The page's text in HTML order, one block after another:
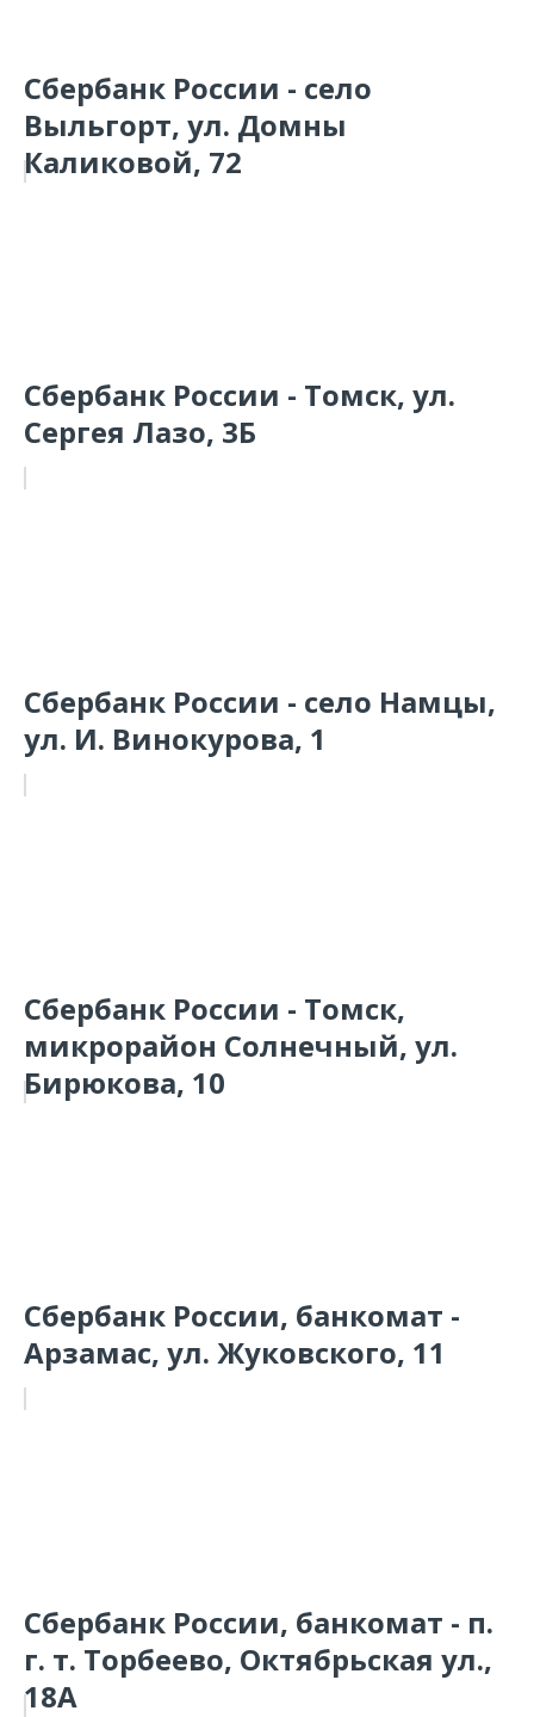
Сбербанк России - село
Выльгорт, ул. Домны
Каликовой, 72
Сбербанк России - Томск, ул.
Сергея Лазо, 3Б
Сбербанк России - село Намцы,
ул. И. Винокурова, 1
Сбербанк России - Томск,
микрорайон Солнечный, ул.
Бирюкова, 10
Сбербанк России, банкомат -
Арзамас, ул. Жуковского, 11
Сбербанк России, банкомат - п.
г. т. Торбеево, Октябрьская ул.,
18А